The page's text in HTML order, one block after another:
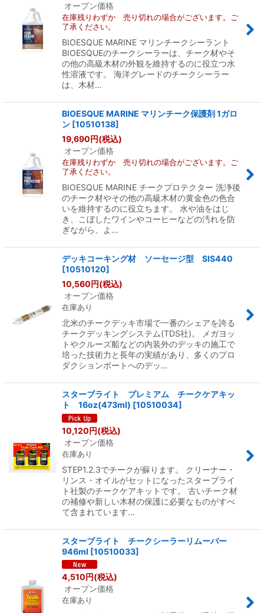
オープン価格
在庫残りわずか 売り切れの場合がございます。ご
了承ください。
BIOESQUE MARINE マリンチークシーラント
BIOESQUEのチークシーラーは、チーク材やそ
の他の高級木材の外観を維持するのに役立つ水
性溶液です。 海洋グレードのチークシーラー
は、木材…
BIOESQUE MARINE マリンチーク保護剤 1ガロ
ン [10510138]
19,690円(税込)
オープン価格
在庫残りわずか 売り切れの場合がございます。ご
了承ください。
BIOESQUE MARINE チークプロテクター 洗浄後
のチーク材やその他の高級木材の黄金色の色合
いを維持するのに役立ちます。 水や油をはじ
き、こぼしたワインやコーヒーなどの汚れを防
ぎながら、よ…
デッキコーキング材 ソーセージ型 SIS440
[10510120]
10,560円(税込)
オープン価格
在庫あり
北米のチークデッキ市場で一番のシェアを誇る
チークデッキングシステム(TDS社)。 メガヨッ
トやクルーズ船などの内装外のデッキの施工で
培った技術力と長年の実績があり、多くのプロ
ダクションボートへのデッ…
スターブライト プレミアム チークケアキッ
ト 16oz(473ml) [10510034]
10,120円(税込)
オープン価格
在庫あり
STEP1.2.3でチークが蘇ります。 クリーナー・
リンス・オイルがセットになったスターブライ
ト社製のチークケアキットです。 古いチーク材
の補修や新しい木材の保護に必要なものがすべ
て含まれています…
スターブライト チークシーラーリムーバー
946ml [10510033]
4,510円(税込)
オープン価格
在庫あり